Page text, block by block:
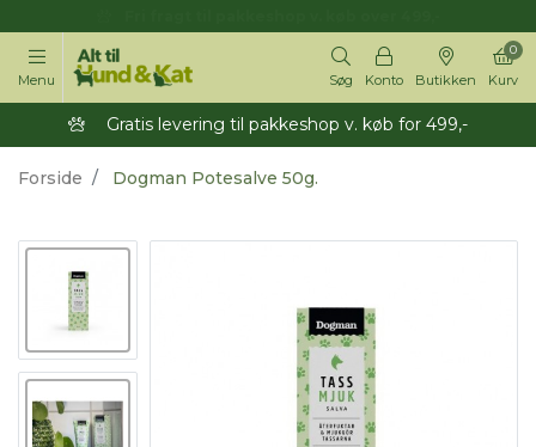
Menu Søg Konto Butikken Kurv
0
Gratis levering til pakkeshop v. køb for 499,-
Forside Dogman Potesalve 50g.